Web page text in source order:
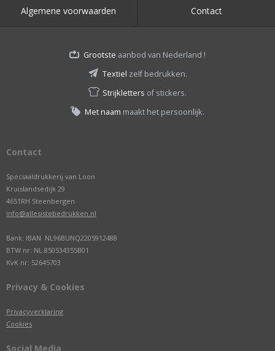
Algemene voorwaarden Contact
Grootste aanbod van Nederland !
Textiel zelf bedrukken.
Strijkletters of stickers.
Met naam maakt het persoonlijk.
Contact
Speciaaldrukkerij van Loon
Kruislandsedijk 29
4651RH Steenbergen
info@allesistebedrukken.nl
Bank: IBAN NL96BUNQ2205912488
BTW nr: NL.850534355B01
KvK nr: 52645703
Privacy & Cookies
Privacyverklaring
Cookies
Social Media